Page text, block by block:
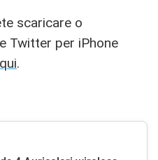
scaricare o
Twitter per iPhone
qui.